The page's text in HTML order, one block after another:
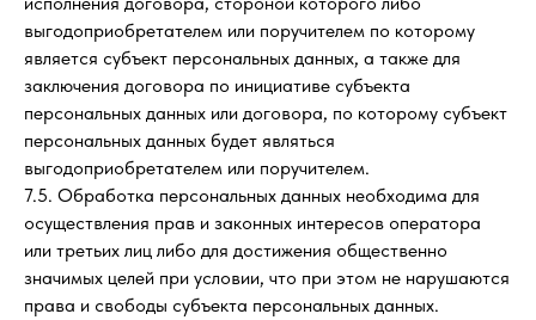
выгодоприобретателем или поручителем по которому
является субъект персональных данных, а также для
заключения договора по инициативе субъекта
персональных данных или договора, по которому субъект
персональных данных будет являться
выгодоприобретателем или поручителем.
7.5. Обработка персональных данных необходима для
осуществления прав и законных интересов оператора
или третьих лиц либо для достижения общественно
значимых целей при условии, что при этом не нарушаются
права и свободы субъекта персональных данных.